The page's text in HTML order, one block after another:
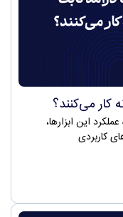
کار می‌کنند؟
این ابزارها،
کاربردی